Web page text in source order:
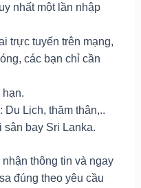
nhất một lần nhập
trực tuyến trên mạng,
các bạn chỉ cần
Du Lịch, thăm thân,..
sân bay Sri Lanka.
thông tin và ngay
đúng theo yêu cầu